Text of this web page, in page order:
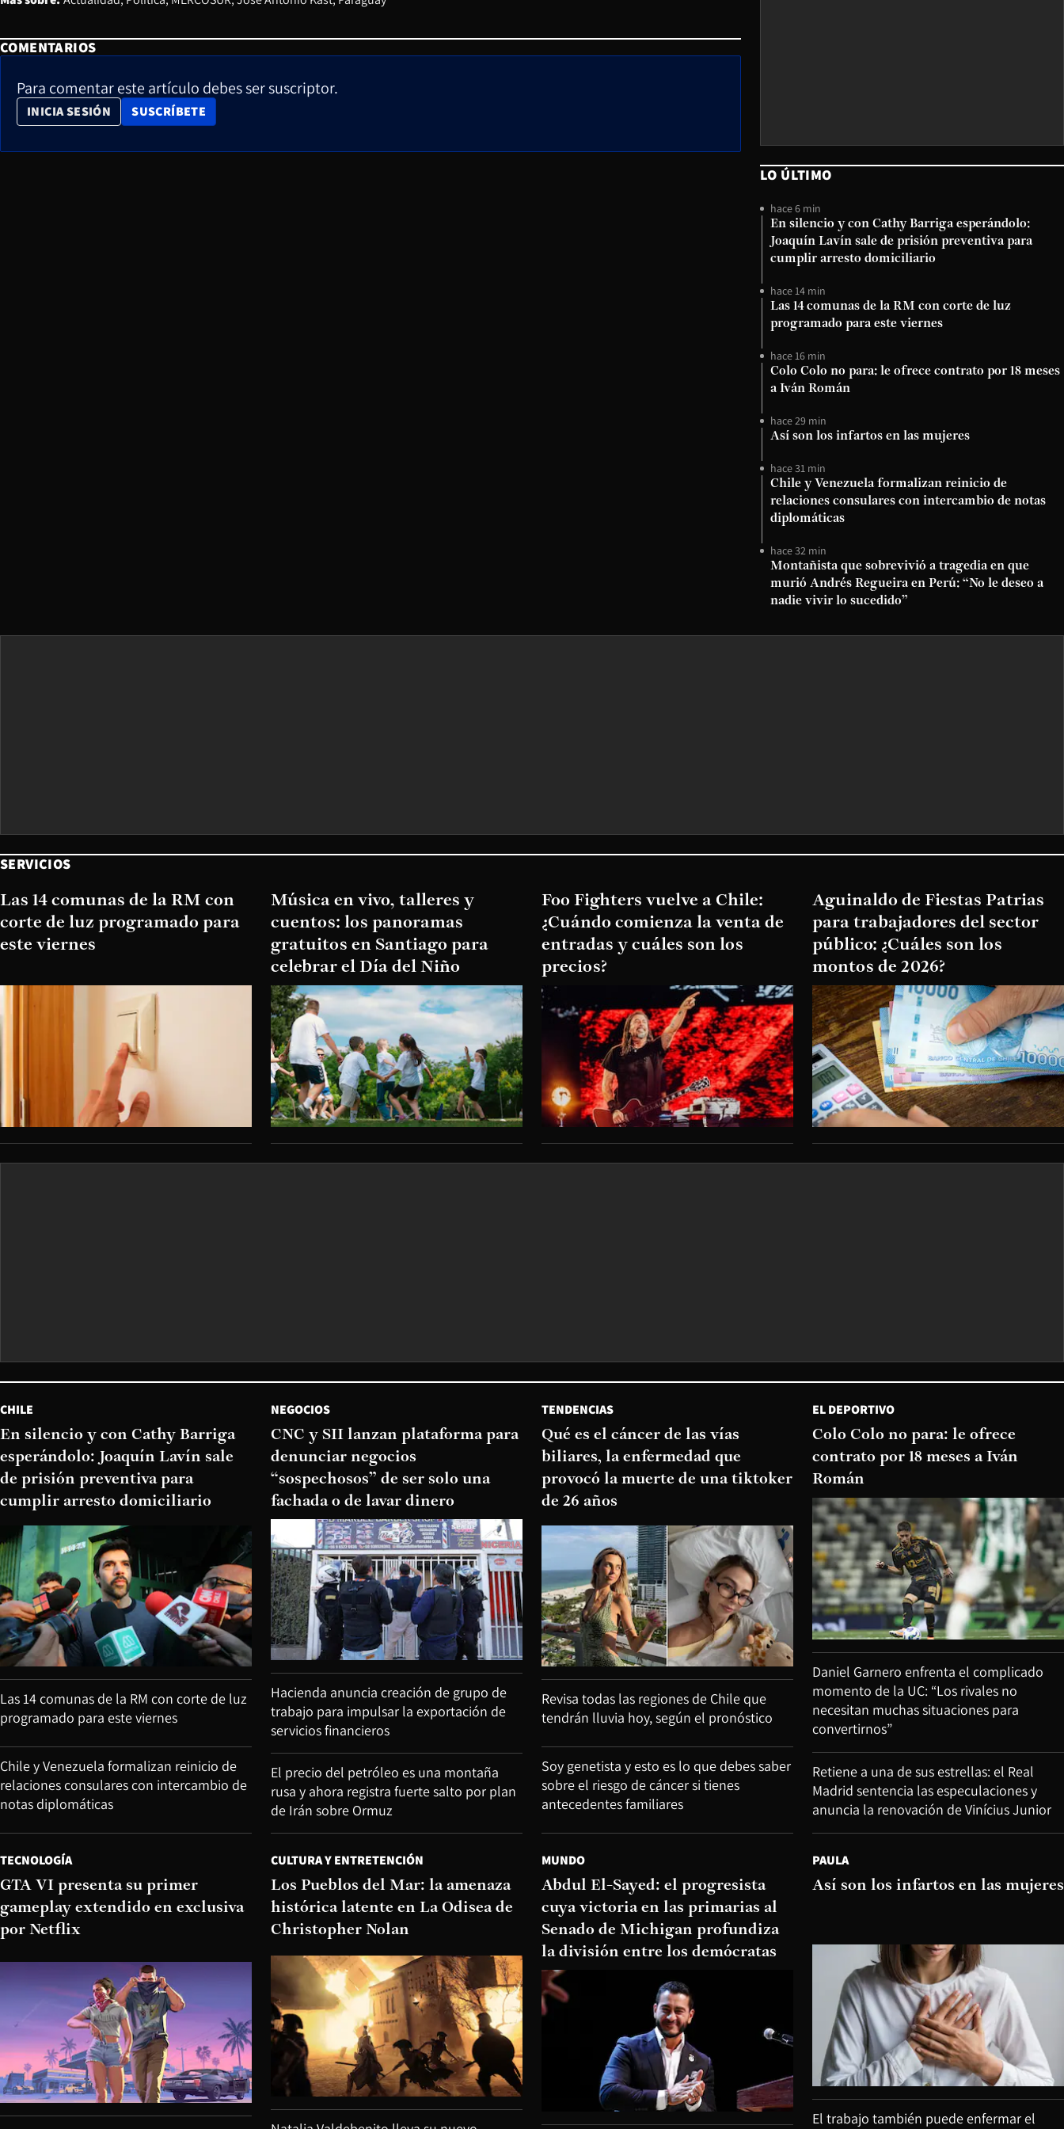
COMENTARIOS
Para comentar este artículo debes ser suscriptor.
INICIA SESIÓN SUSCRÍBETE
OPENS IN NEW WINDOW
LO ÚLTIMO
hace 6 min
En silencio y con Cathy Barriga esperándolo:
Joaquín Lavín sale de prisión preventiva para
cumplir arresto domiciliario
hace 14 min
Las 14 comunas de la RM con corte de luz
programado para este viernes
hace 16 min
Colo Colo no para: le ofrece contrato por 18 meses
a Iván Román
hace 29 min
Así son los infartos en las mujeres
hace 31 min
Chile y Venezuela formalizan reinicio de
relaciones consulares con intercambio de notas
diplomáticas
hace 32 min
Montañista que sobrevivió a tragedia en que
murió Andrés Regueira en Perú: “No le deseo a
nadie vivir lo sucedido”
SERVICIOS
Las 14 comunas de la RM con
corte de luz programado para
este viernes
Música en vivo, talleres y
cuentos: los panoramas
gratuitos en Santiago para
celebrar el Día del Niño
Foo Fighters vuelve a Chile:
¿Cuándo comienza la venta de
entradas y cuáles son los
precios?
Aguinaldo de Fiestas Patrias
para trabajadores del sector
público: ¿Cuáles son los
montos de 2026?
CHILE
En silencio y con Cathy Barriga
esperándolo: Joaquín Lavín sale
de prisión preventiva para
cumplir arresto domiciliario
Las 14 comunas de la RM con corte de luz
programado para este viernes
Chile y Venezuela formalizan reinicio de
relaciones consulares con intercambio de
notas diplomáticas
NEGOCIOS
CNC y SII lanzan plataforma para
denunciar negocios
“sospechosos” de ser solo una
fachada o de lavar dinero
Hacienda anuncia creación de grupo de
trabajo para impulsar la exportación de
servicios financieros
El precio del petróleo es una montaña
rusa y ahora registra fuerte salto por plan
de Irán sobre Ormuz
TENDENCIAS
Qué es el cáncer de las vías
biliares, la enfermedad que
provocó la muerte de una tiktoker
de 26 años
Revisa todas las regiones de Chile que
tendrán lluvia hoy, según el pronóstico
Soy genetista y esto es lo que debes saber
sobre el riesgo de cáncer si tienes
antecedentes familiares
EL DEPORTIVO
Colo Colo no para: le ofrece
contrato por 18 meses a Iván
Román
Daniel Garnero enfrenta el complicado
momento de la UC: “Los rivales no
necesitan muchas situaciones para
convertirnos”
Retiene a una de sus estrellas: el Real
Madrid sentencia las especulaciones y
anuncia la renovación de Vinícius Junior
TECNOLOGÍA
GTA VI presenta su primer
gameplay extendido en exclusiva
por Netflix
CULTURA Y ENTRETENCIÓN
Los Pueblos del Mar: la amenaza
histórica latente en La Odisea de
Christopher Nolan
MUNDO
Abdul El-Sayed: el progresista
cuya victoria en las primarias al
Senado de Michigan profundiza
la división entre los demócratas
PAULA
Así son los infartos en las mujeres
El trabajo también puede enfermar el